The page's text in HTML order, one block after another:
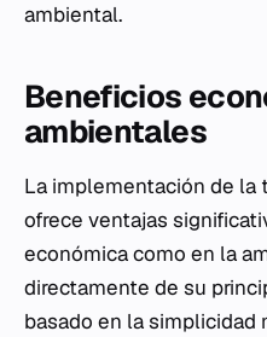
ambiental.
Beneficios
ambientales
La implementación de la
ofrece ventajas
económica como en la
directamente de su
basado en la simplicidad